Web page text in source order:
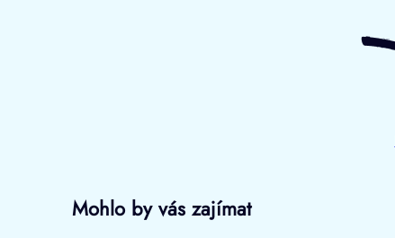
Mohlo by vás zajímat